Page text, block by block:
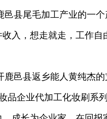
县尾毛加工产业的一
入，想走就走，工作
邑县返乡能人黄纯杰
品企业代加工化妆刷系